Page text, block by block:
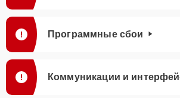
Программные сбои
Коммуникации и